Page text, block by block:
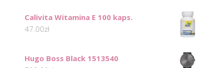
Calivita Witamina E 100 kaps.
47.00zł
Hugo Boss Black 1513540